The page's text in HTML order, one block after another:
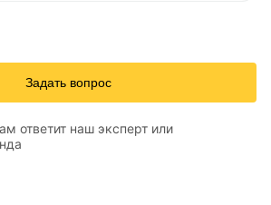
Задать вопрос
ответит наш эксперт или